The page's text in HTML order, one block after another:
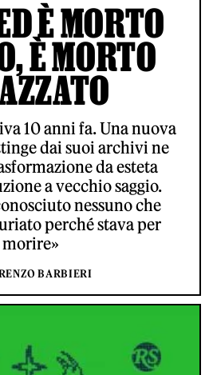
È MORTO
È MORTO
10 anni fa. Una nuova
dai suoi archivi ne
da esteta
a vecchio saggio.
nessuno che
perché stava per
morire»
BARBIERI